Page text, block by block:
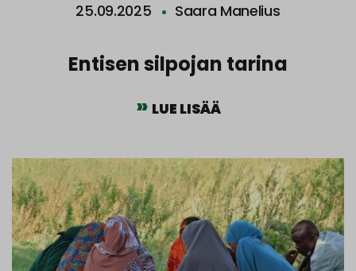
25.09.2025 Saara Manelius
Entisen silpojan tarina
LUE LISÄÄ